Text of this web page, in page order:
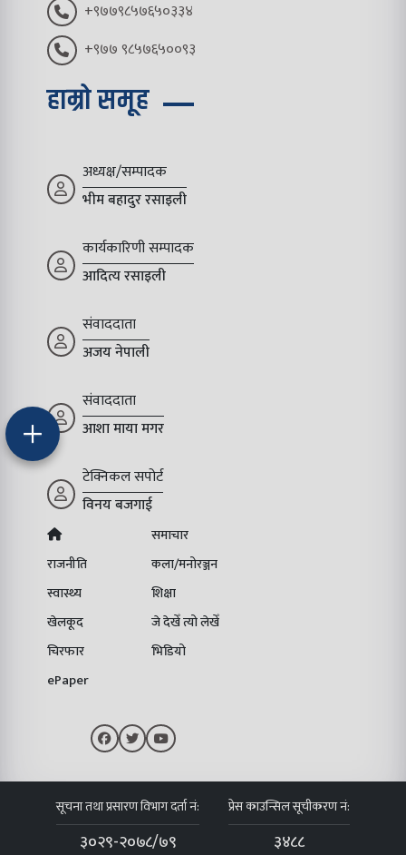
+९७७९८५७६५०३३४
+९७७ ९८५७६५००९३
हाम्रो समूह
अध्यक्ष/सम्पादक
भीम बहादुर रसाइली
कार्यकारिणी सम्पादक
आदित्य रसाइली
संवाददाता
अजय नेपाली
संवाददाता
आशा माया मगर
टेक्निकल सपोर्ट
विनय बजगाई
समाचार
राजनीति
कला/मनोरञ्जन
स्वास्थ्य
शिक्षा
खेलकूद
जे देखेँ त्यो लेखेँ
चिरफार
भिडियो
ePaper
सूचना तथा प्रसारण विभाग दर्ता नं:
३०२९-२०७८/७९
प्रेस काउन्सिल सूचीकरण नं:
३४८८